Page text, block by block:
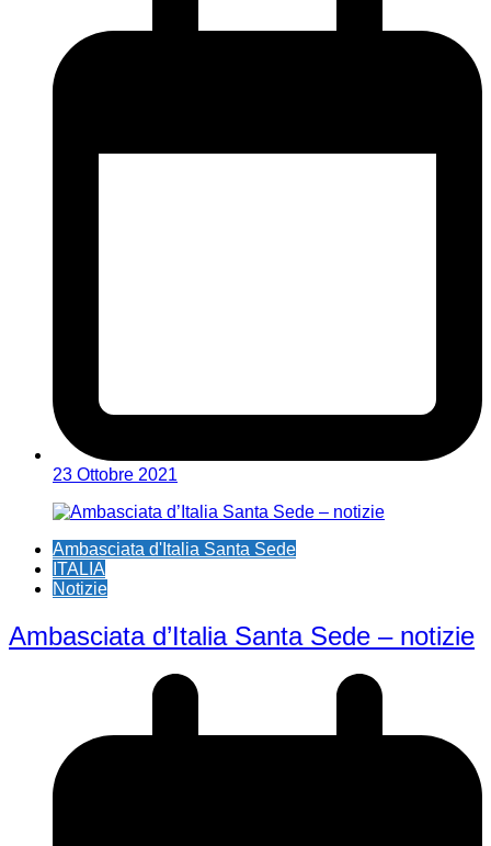
23 Ottobre 2021
Ambasciata d'Italia Santa Sede
ITALIA
Notizie
Ambasciata d’Italia Santa Sede – notizie